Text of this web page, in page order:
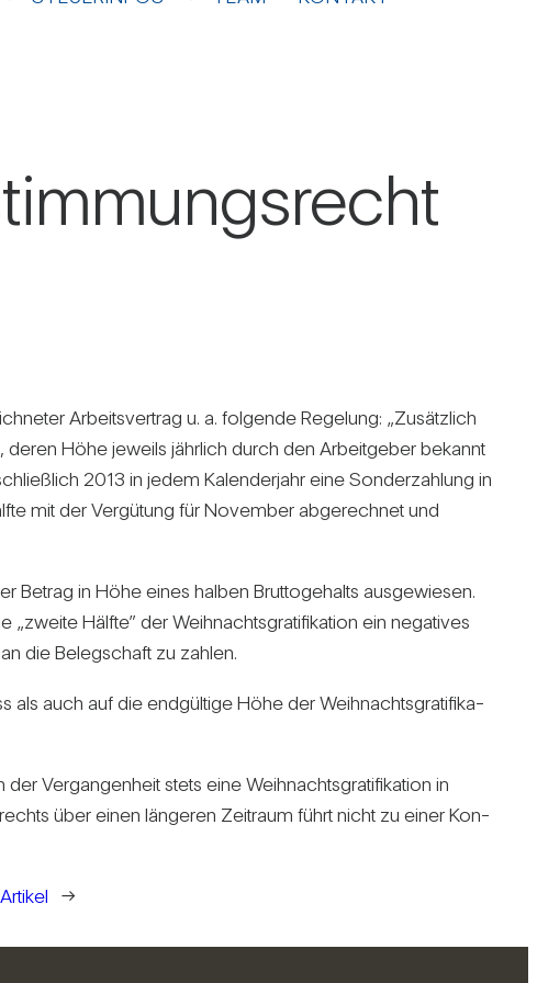
Arbeits­ver­trag u. a. fol­gende Rege­lung: „Zusätz­lich
Höhe jeweils jähr­lich durch den Arbeit­geber bekannt
2013 in jedem Kalen­der­jahr eine Son­der­zah­lung in
mit der Ver­gü­tung für November abge­rechnet und
Betrag in Höhe eines halben Brut­to­ge­halts aus­ge­wiesen.
Hälfte” der Weih­nachts­gra­ti­fi­ka­tion ein nega­tives
die Beleg­schaft zu zahlen.
als auch auf die end­gül­tige Höhe der Weih­nachts­gra­ti­fi­ka­
Ver­gan­gen­heit stets eine Weih­nachts­gra­ti­fi­ka­tion in
über einen län­geren Zeit­raum führt nicht zu einer Kon­
→